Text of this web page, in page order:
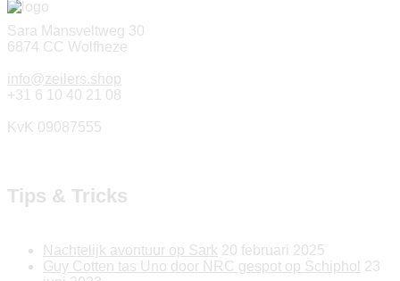
Sara Mansveltweg 30
6874 CC Wolfheze
info@zeilers.shop
+31 6 10 40 21 08
KvK 09087555
Tips & Tricks
Nachtelijk avontuur op Sark 20 februari 2025
Guy Cotten tas Uno door NRC gespot op Schiphol 23